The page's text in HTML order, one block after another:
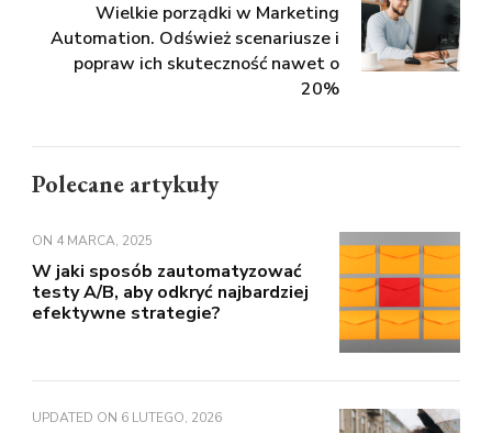
Wielkie porządki w Marketing
Automation. Odśwież scenariusze i
popraw ich skuteczność nawet o
20%
Polecane artykuły
ON 4 MARCA, 2025
W jaki sposób zautomatyzować
testy A/B, aby odkryć najbardziej
efektywne strategie?
UPDATED ON 6 LUTEGO, 2026